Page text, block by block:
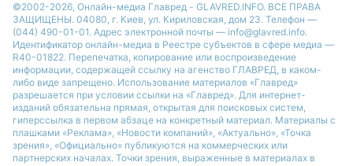
©2002-2026, Онлайн-медиа Главред - GLAVRED.INFO. ВСЕ ПРАВА
ЗАЩИЩЕНЫ. 04080, г. Киев, ул. Кириловская, дом 23. Телефон —
(044) 490-01-01. Адрес электронной почты — info@glavred.info.
Идентификатор онлайн-медиа в Реестре cубъектов в сфере медиа —
R40-01822. Перепечатка, копирование или воспроизведение
информации, содержащей ссылку на агенство ГЛАВРЕД, в каком-
либо виде запрещено. Использование материалов «Главред»
разрешается при условии ссылки на «Главред». Для интернет-
изданий обязательна прямая, открытая для поисковых систем,
гиперссылка в первом абзаце на конкретный материал. Материалы с
плашками «Реклама», «Новости компаний», «Актуально», «Точка
зрения», «Официально» публикуются на коммерческих или
партнерских началах. Точки зрения, выраженные в материалах в